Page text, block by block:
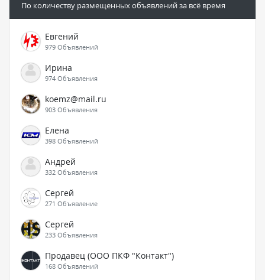
По количеству размещенных объявлений за всё время
Евгений
979 Объявлений
Ирина
974 Объявления
koemz@mail.ru
903 Объявления
Елена
398 Объявлений
Андрей
332 Объявления
Сергей
271 Объявление
Сергей
233 Объявления
Продавец (ООО ПКФ "Контакт")
168 Объявлений